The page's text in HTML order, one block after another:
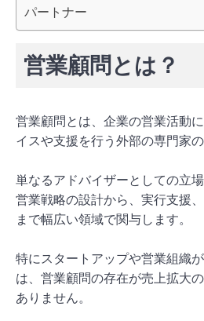
パートナー
営業顧問とは？
営業顧問とは、企業の営業活動
イスや支援を行う外部の専門家の
単なるアドバイザーとしての立
営業戦略の設計から、実行支援
まで幅広い領域で関与します。
特にスタートアップや営業組織
は、営業顧問の存在が売上拡大
ありません。